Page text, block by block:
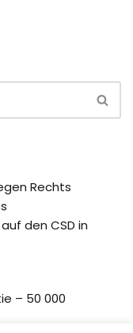
Rechts
den CSD in
– 50 000